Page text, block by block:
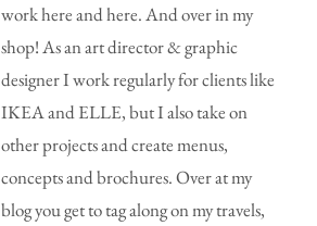
work here and here. And over in my
shop! As an art director & graphic
designer I work regularly for clients like
IKEA and ELLE, but I also take on
other projects and create menus,
concepts and brochures. Over at my
blog you get to tag along on my travels,